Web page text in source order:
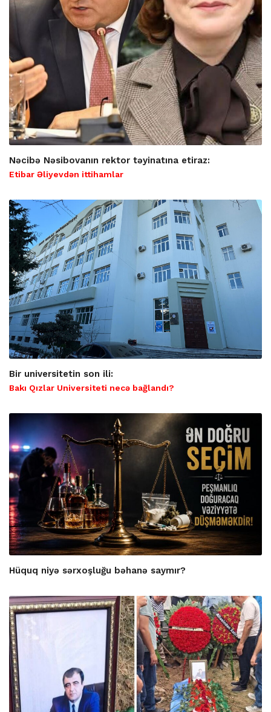
Nəcibə Nəsibovanın rektor təyinatına etiraz:
Etibar Əliyevdən ittihamlar
Bir universitetin son ili:
Bakı Qızlar Universiteti necə bağlandı?
Hüquq niyə sərxoşluğu bəhanə saymır?